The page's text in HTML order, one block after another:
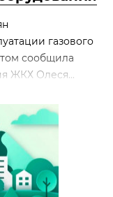
газового
сообщила
ЖКХ Олеся...